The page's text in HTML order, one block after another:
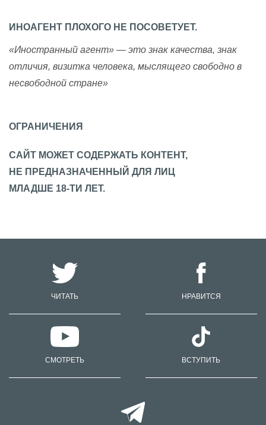
ИНОАГЕНТ ПЛОХОГО НЕ ПОСОВЕТУЕТ.
«Иностранный агент» — это знак качества, знак
отличия, визитка человека, мыслящего свободно в
несвободной стране»
ОГРАНИЧЕНИЯ
САЙТ МОЖЕТ СОДЕРЖАТЬ КОНТЕНТ,
НЕ ПРЕДНАЗНАЧЕННЫЙ ДЛЯ ЛИЦ
МЛАДШЕ 18-ТИ ЛЕТ.
ЧИТАТЬ НРАВИТСЯ
СМОТРЕТЬ ВСТУПИТЬ